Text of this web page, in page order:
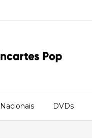
Nacionais DVDs